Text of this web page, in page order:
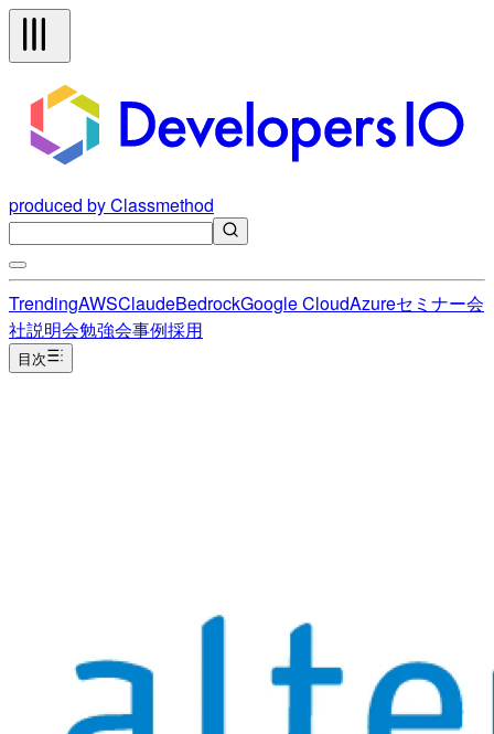
produced by Classmethod
TrendingAWSClaudeBedrockGoogle CloudAzureセミナー会
社説明会勉強会事例採用
目次